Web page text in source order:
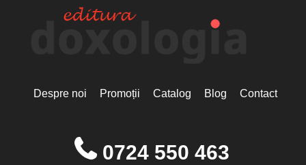
Despre noi Promoții Catalog Blog Contact
0724 550 463